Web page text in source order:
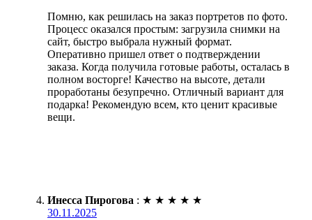
Помню, как решилась на заказ портретов по фото.
Процесс оказался простым: загрузила снимки на
сайт, быстро выбрала нужный формат.
Оперативно пришел ответ о подтверждении
заказа. Когда получила готовые работы, осталась в
полном восторге! Качество на высоте, детали
проработаны безупречно. Отличный вариант для
подарка! Рекомендую всем, кто ценит красивые
вещи.
Инесса Пирогова : ★ ★ ★ ★ ★
30.11.2025